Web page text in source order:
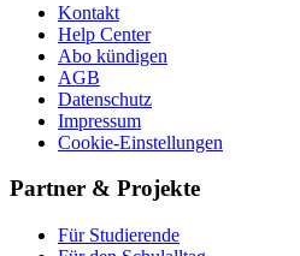
Kontakt
Help Center
Abo kündigen
AGB
Datenschutz
Impressum
Cookie-Einstellungen
Partner & Projekte
Für Stu­die­rende